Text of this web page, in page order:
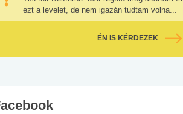
ezt a levelet, de nem igazán tudtam volna...
ÉN IS KÉRDEZEK